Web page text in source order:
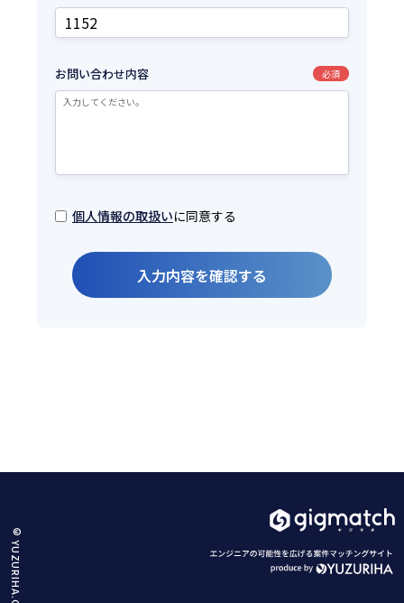
お問い合わせ内容 必須
個人情報の取扱いに同意する
入力内容を確認する